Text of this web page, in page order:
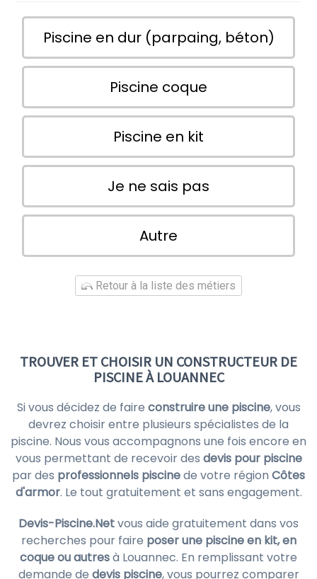
Piscine en dur (parpaing, béton)
Piscine coque
Piscine en kit
Je ne sais pas
Autre
Retour à la liste des métiers
TROUVER ET CHOISIR UN CONSTRUCTEUR DE
PISCINE À LOUANNEC
Si vous décidez de faire construire une piscine, vous
devrez choisir entre plusieurs spécialistes de la
piscine. Nous vous accompagnons une fois encore en
vous permettant de recevoir des devis pour piscine
par des professionnels piscinede votre région Côtes
d'armor. Le tout gratuitement et sans engagement.
Devis-Piscine.Netvous aide gratuitement dans vos
recherches pour faire poser une piscine en kit, en
coque ou autresà Louannec. En remplissant votre
demande de devis piscine, vous pourrez comparer